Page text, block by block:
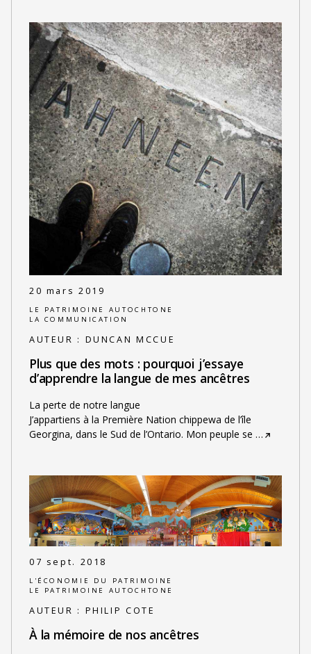
20 mars 2019
LE PATRIMOINE AUTOCHTONE
LA COMMUNICATION
AUTEUR : DUNCAN MCCUE
Plus que des mots : pourquoi j’essaye
d’apprendre la langue de mes ancêtres
La perte de notre langue
J’appartiens à la Première Nation chippewa de l’île
Georgina, dans le Sud de l’Ontario. Mon peuple se …
07 sept. 2018
L'ÉCONOMIE DU PATRIMOINE
LE PATRIMOINE AUTOCHTONE
AUTEUR : PHILIP COTE
À la mémoire de nos ancêtres